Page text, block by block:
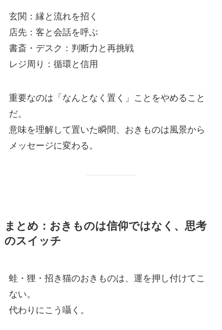
玄関：縁と流れを招く
店先：客と会話を呼ぶ
書斎・デスク：判断力と再挑戦
レジ周り：循環と信用
重要なのは「なんとなく置く」ことをやめること
だ。
意味を理解して置いた瞬間、おきものは風景から
メッセージに変わる。
まとめ：おきものは信仰ではなく、思考
のスイッチ
蛙・狸・招き猫のおきものは、運を押し付けてこ
ない。
代わりにこう囁く。